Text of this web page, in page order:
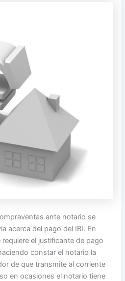
ante notario se
acerca del pago del IBI. En
el justificante de pago
constar el notario la
de que transmite al corriente
en ocasiones el notario tiene